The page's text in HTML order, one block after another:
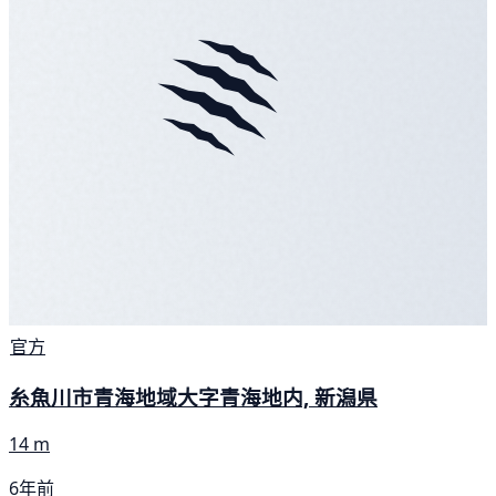
官方
糸魚川市青海地域大字青海地内, 新潟県
14 m
6年前